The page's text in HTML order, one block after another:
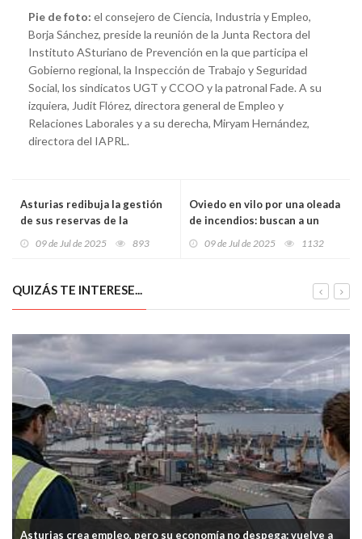
Pie de foto: el consejero de Ciencia, Industria y Empleo,
Borja Sánchez, preside la reunión de la Junta Rectora del
Instituto ASturiano de Prevención en la que participa el
Gobierno regional, la Inspección de Trabajo y Seguridad
Social, los sindicatos UGT y CCOO y la patronal Fade. A su
izquiera, Judit Flórez, directora general de Empleo y
Relaciones Laborales y a su derecha, Miryam Hernández,
directora del IAPRL.
Asturias redibuja la gestión
de sus reservas de la
09 de Jul de 2025 893
Oviedo en vilo por una oleada
de incendios: buscan a un
09 de Jul de 2025 1132
QUIZÁS TE INTERESE...
Asturias crea empleo, pero su economía no despega: vuelve a